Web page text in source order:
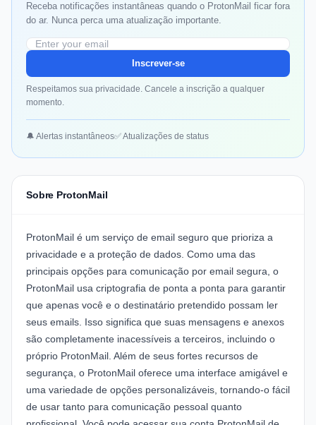
Receba notificações instantâneas quando o ProtonMail ficar fora
do ar. Nunca perca uma atualização importante.
Inscrever-se
Respeitamos sua privacidade. Cancele a inscrição a qualquer
momento.
🔔 Alertas instantâneos✅ Atualizações de status
Sobre ProtonMail
ProtonMail é um serviço de email seguro que prioriza a
privacidade e a proteção de dados. Como uma das
principais opções para comunicação por email segura, o
ProtonMail usa criptografia de ponta a ponta para garantir
que apenas você e o destinatário pretendido possam ler
seus emails. Isso significa que suas mensagens e anexos
são completamente inacessíveis a terceiros, incluindo o
próprio ProtonMail. Além de seus fortes recursos de
segurança, o ProtonMail oferece uma interface amigável e
uma variedade de opções personalizáveis, tornando-o fácil
de usar tanto para comunicação pessoal quanto